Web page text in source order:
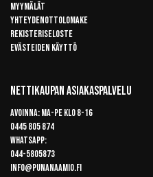
Myymälät
Yhteydenottolomake
Rekisteriseloste
Evästeiden käyttö
Nettikaupan Asiakaspalvelu
Avoinna: Ma-pe klo 8-16
0445 805 874
Whatsapp:
044-5805873
info@punanaamio.fi